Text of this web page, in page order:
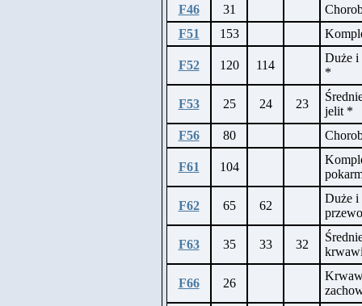
F46
31
F51
153
F52 120 114
Duże i
*
F53 25 24 23
jelit *
F56
80
F61 104
F62 65 62
Duże i
F63 35 33 32
F66 26